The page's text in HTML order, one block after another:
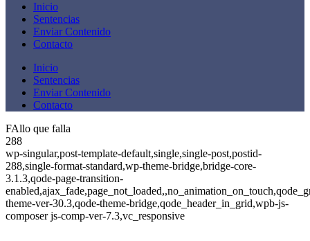
Inicio
Sentencias
Enviar Contenido
Contacto
Inicio
Sentencias
Enviar Contenido
Contacto
FAllo que falla
288
wp-singular,post-template-default,single,single-post,postid-
288,single-format-standard,wp-theme-bridge,bridge-core-
3.1.3,qode-page-transition-
theme-ver-30.3,qode-theme-bridge,qode_header_in_grid,wpb-js-
composer js-comp-ver-7.3,vc_responsive